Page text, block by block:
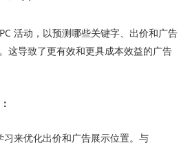
活动，以预测哪些关键字、出价和广告
这导致了更有效和更具成本效益的广告
习来优化出价和广告展示位置。与